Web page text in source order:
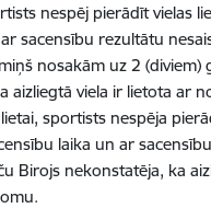
nespēj pierādīt vielas
sacensību rezultātu
nosakām uz 2 (diviem)
aizliegtā viela ir lietota ar
sportists nespēja
laika un ar
Birojs nekonstatēja, ka